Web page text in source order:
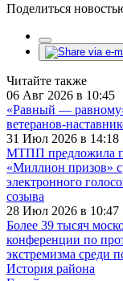
Поделиться
Читайте также
06 Авг 2026 в 10:45
«Равный —
ветеранов-
31 Июл 2026 в 14:18
МТПП предложила
«Миллион призов»
электронного
созыва
28 Июл 2026 в 10:47
Более 39 тысяч
конференции по
экстремизма среди
История района